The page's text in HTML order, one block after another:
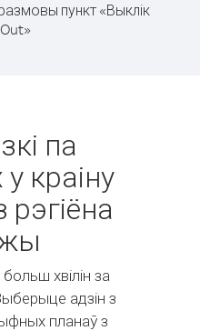
пункт «Выклік
па
краіну
рэгіёна
хвілін за
адзін з
планаў з